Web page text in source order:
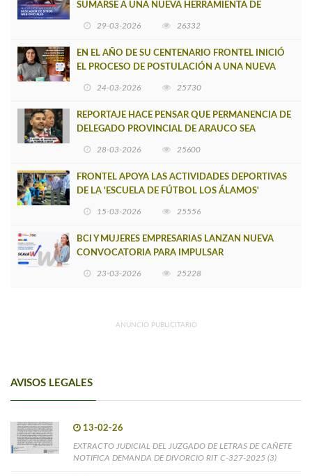
SUMARSE A UNA NUEVA HERRAMIENTA DE
29-03-2026 26332
EN EL AÑO DE SU CENTENARIO FRONTEL INICIÓ
EL PROCESO DE POSTULACIÓN A UNA NUEVA
24-03-2026 25730
REPORTAJE HACE PENSAR QUE PERMANENCIA DE
DELEGADO PROVINCIAL DE ARAUCO SEA
28-03-2026 25600
FRONTEL APOYA LAS ACTIVIDADES DEPORTIVAS
DE LA 'ESCUELA DE FÚTBOL LOS ÁLAMOS'
15-03-2026 25556
BCI Y MUJERES EMPRESARIAS LANZAN NUEVA
CONVOCATORIA PARA IMPULSAR
23-03-2026 25228
ANUNCIO PUBLICITARIO
AVISOS LEGALES
13-02-26
EXTRACTO JUDICIAL DEL JUZGADO DE LETRAS DE CAÑETE
NOTIFICA DEMANDA DE DIVORCIO RIT C-327-2025 (3)